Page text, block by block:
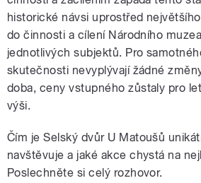
historické návsi uprostřed
do činnosti a cílení Národního
jednotlivých subjektů. Pro
skutečnosti nevyplývají žádné
doba, ceny vstupného zůstaly pro
výši.
Čím je Selský dvůr U Matoušů
navštěvuje a jaké akce chystá na
Poslechněte si celý rozhovor.